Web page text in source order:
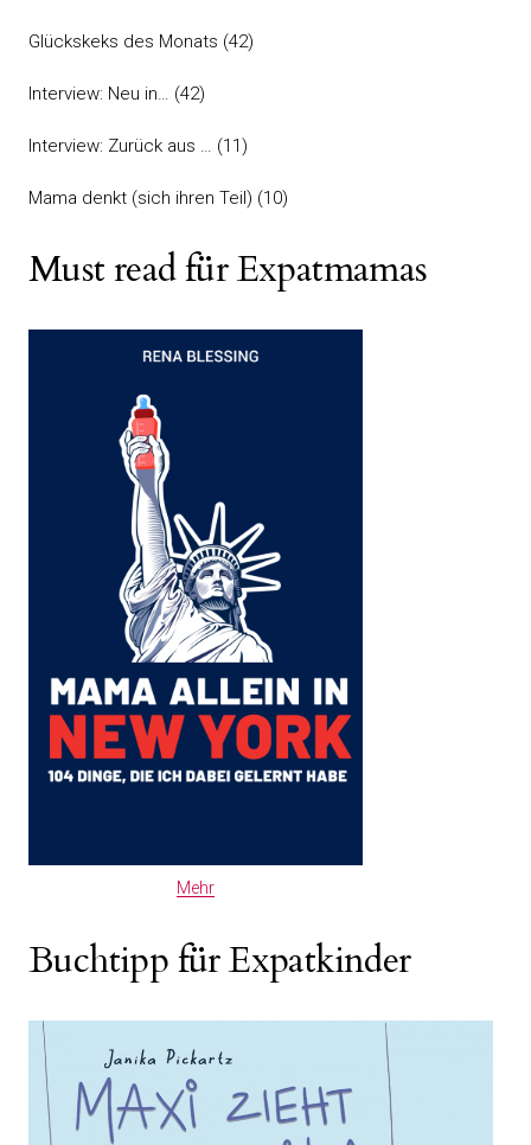
Glückskeks des Monats (42)
Interview: Neu in… (42)
Interview: Zurück aus … (11)
Mama denkt (sich ihren Teil) (10)
Must read für Expatmamas
Mehr
Buchtipp für Expatkinder